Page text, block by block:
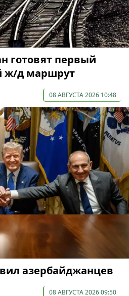
готовят первый
ж/д маршрут
08 АВГУСТА 2026 10:48
азербайджанцев
08 АВГУСТА 2026 09:50